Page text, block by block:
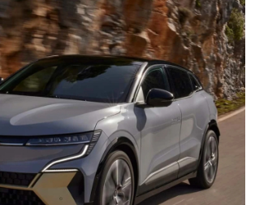
Megane E-Tech Sahiplerinin
2025 0 1k
E-Tech’in motor soğutma devresi, klima
sistemleriyle ilgili karşılaşılabilecek...